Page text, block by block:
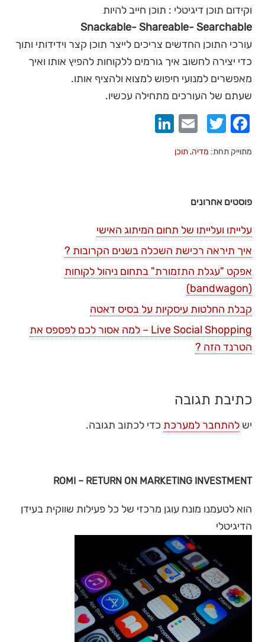
וקידום תוכן דיגיטלי : תוכן חייב להיות
Snackable- Shareable- Searchable
עורכי התוכן החדשים צריכים לייצר תוכן קצר וידידותי ותוך
כדי יצירה לחשוב איך גורמים ללקוחות להפיץ אותו ואיך
מאפשרים למנועי חיפוש למצוא ולהציף אותו.
שעתם של העורכים מתחילה עכשיו.
Facebook
Twitter
Email
מתוייק תחת: מדיה,תוכן
פוסטים אחרונים
עלייתו ועלייתו של תחום המיתוג האישי
איך תיראה רכישת השכלה בשנים הקרובות ?
אפקט "עגלת התזמורת" בתחום ניהול לקוחות
(bandwagon)
קבלת החלטות עיסקיות על בסיס דאטה
Live Social Shopping – למה אסור לכם לפספס את
הטרנד הזה ?
כתיבת תגובה
ישלהתחבר למערכת כדי לכתוב תגובה.
ROMI – RETURN ON MARKETING INVESTMENT
הוא לטעמנו מונח עוגן מרכזי של כל פעילות שווקית בעידן
הדיגיטלי